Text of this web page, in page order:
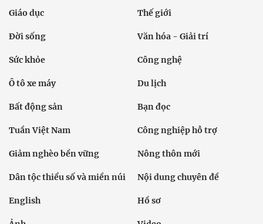
Giáo dục Thế giới
Đời sống Văn hóa - Giải trí
Sức khỏe Công nghệ
Ô tô xe máy Du lịch
Bất động sản Bạn đọc
Tuần Việt Nam Công nghiệp hỗ trợ
Giảm nghèo bền vững Nông thôn mới
Dân tộc thiểu số và miền núi Nội dung chuyên đề
English Hồ sơ